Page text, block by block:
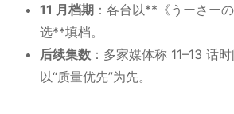
11 月档期 ：各台以**《うーさー
选**填档。
后续集数 ：多家媒体称 11–13 话
以“质量优先”为先。